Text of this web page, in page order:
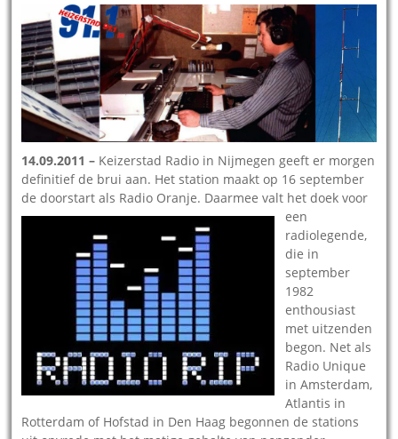
14.09.2011 – Keizerstad Radio in Nijmegen geeft er morgen
definitief de brui aan. Het station maakt op 16 september
de doorstart als Radio Oranje. Daarmee valt het doek voor
een
radiolegende,
die in
september
1982
enthousiast
met uitzenden
begon. Net als
Radio Unique
in Amsterdam,
Atlantis in
Rotterdam of Hofstad in Den Haag begonnen de stations